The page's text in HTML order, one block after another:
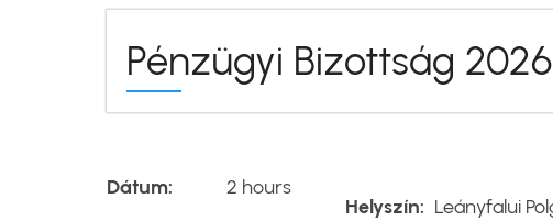
Pénzügyi Bizottság
Dátum
2 hours
Helyszín
Leányfalui